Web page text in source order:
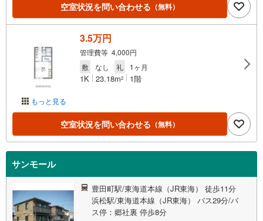
空室状況を問い合わせる （無料）
もっと見る
3.5万円
管理費等 4,000円
敷
なし 礼 1ヶ月
1K 23.18m2 1階
空室状況を問い合わせる （無料）
サンモール
豊田町駅/東海道本線（JR東海） 徒歩11分
浜松駅/東海道本線（JR東海） バス29分/バ
ス停：郷社裏 停歩8分